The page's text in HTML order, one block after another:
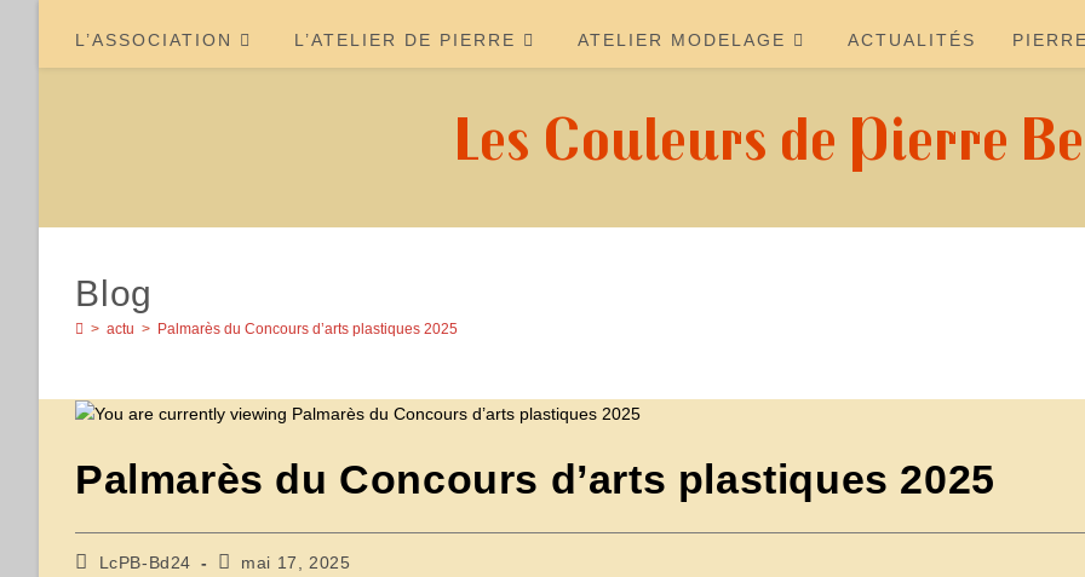
content
L’ASSOCIATION L’ATELIER DE PIERRE ATELIER MODELAGE ACTUALITÉS
Les Couleurs de Pierre
Blog
> actu > Palmarès du Concours d’arts plastiques 2025
Palmarès du Concours d’arts plastiques 2025
Auteur/autrice
LcPB-Bd24
Publication
mai 17, 2025